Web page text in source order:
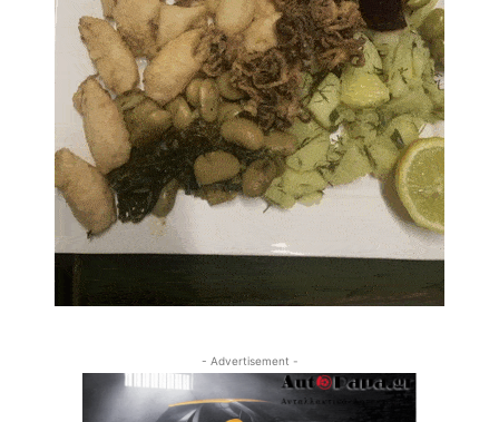
- Advertisement -